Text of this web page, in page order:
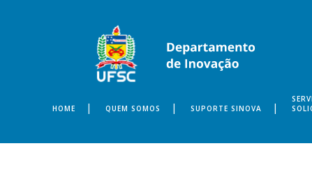
HOME QUEM SOMOS SUPORTE SINOVA